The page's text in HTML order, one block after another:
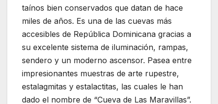
taínos bien conservados que datan de hace
miles de años. Es una de las cuevas más
accesibles de República Dominicana gracias a
su excelente sistema de iluminación, rampas,
sendero y un moderno ascensor. Pasea entre
impresionantes muestras de arte rupestre,
estalagmitas y estalactitas, las cuales le han
dado el nombre de “Cueva de Las Maravillas”.